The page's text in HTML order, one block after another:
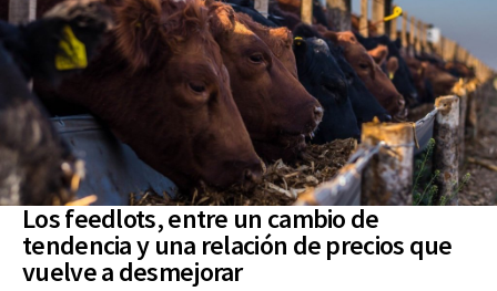
Los feedlots, entre un cambio de
tendencia y una relación de precios que
vuelve a desmejorar